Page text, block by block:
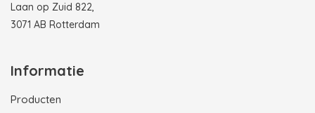
Laan op Zuid 822,
3071 AB Rotterdam
Informatie
Producten